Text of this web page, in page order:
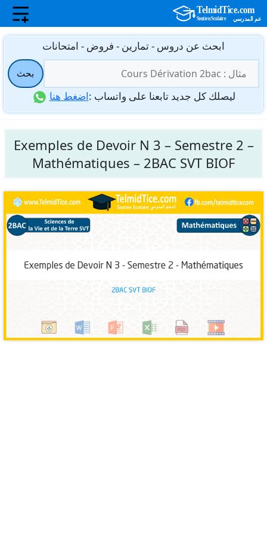
انتقل
المحتوى
ابحث عن دروس - تمارين - فروض - امتحانات
عن:
بحث
ليصلك كل جديد تابعنا على واتساب :اضغط هنا
Exemples de Devoir N 3 – Semestre 2 –
Mathématiques – 2BAC SVT BIOF